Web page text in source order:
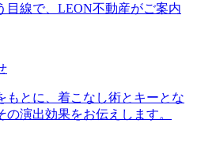
目線で、LEON不動産がご案内
もとに、着こなし術とキーとな
の演出効果をお伝えします。